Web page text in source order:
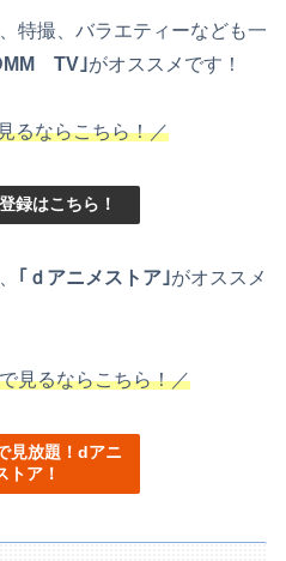
特撮、バラエティーなども一
TV｣がオススメです！
るならこちら！／
録はこちら！
｢ｄアニメストア｣がオススメ
見るならこちら！／
見放題！dアニ
トア！